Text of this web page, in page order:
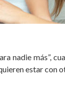
nadie más”,
estar con